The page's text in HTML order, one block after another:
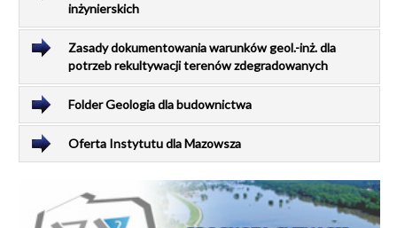
inżynierskich
Zasady dokumentowania warunków geol.-inż. dla
potrzeb rekultywacji terenów zdegradowanych
Folder Geologia dla budownictwa
Oferta Instytutu dla Mazowsza